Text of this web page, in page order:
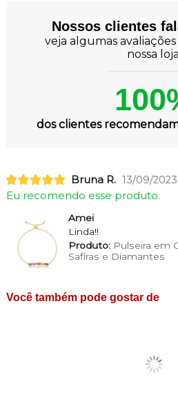
Nossos clientes
veja algumas
nossa
dos clientes
Bruna R. 13/09/2023
Eu recomendo esse produto.
Amei
Linda!!
Produto:Pulseira em
Safiras e Diamantes
Você também pode gostar de